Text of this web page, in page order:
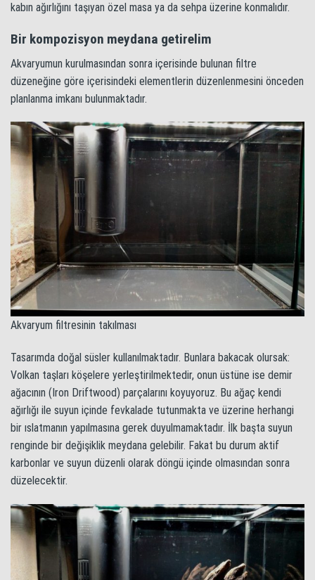
kabın ağırlığını taşıyan özel masa ya da sehpa üzerine konmalıdır.
Bir kompozisyon meydana getirelim
Akvaryumun kurulmasından sonra içerisinde bulunan filtre
düzeneğine göre içerisindeki elementlerin düzenlenmesini önceden
planlanma imkanı bulunmaktadır.
Akvaryum filtresinin takılması
Tasarımda doğal süsler kullanılmaktadır. Bunlara bakacak olursak:
Volkan taşları köşelere yerleştirilmektedir, onun üstüne ise demir
ağacının (Iron Driftwood) parçalarını koyuyoruz. Bu ağaç kendi
ağırlığı ile suyun içinde fevkalade tutunmakta ve üzerine herhangi
bir ıslatmanın yapılmasına gerek duyulmamaktadır. İlk başta suyun
renginde bir değişiklik meydana gelebilir. Fakat bu durum aktif
karbonlar ve suyun düzenli olarak döngü içinde olmasından sonra
düzelecektir.